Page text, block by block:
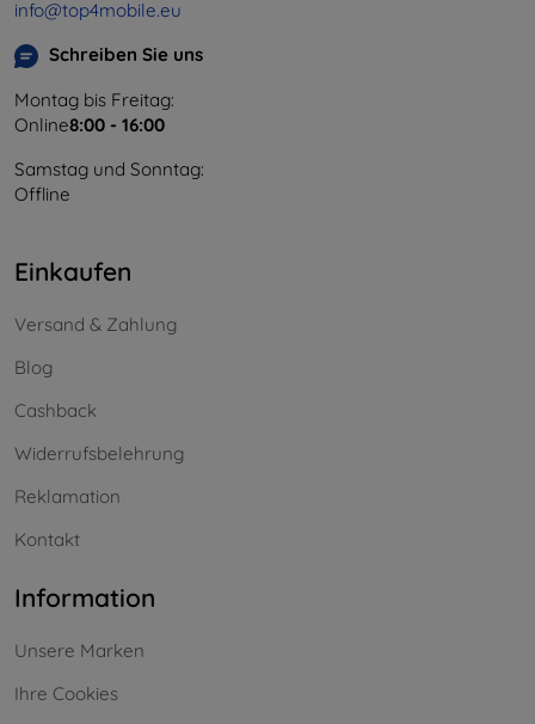
info@top4mobile.eu
Schreiben Sie uns
Montag bis Freitag:
Online8:00 - 16:00
Samstag und Sonntag:
Offline
Einkaufen
Versand & Zahlung
Blog
Cashback
Widerrufsbelehrung
Reklamation
Kontakt
Information
Unsere Marken
Ihre Cookies